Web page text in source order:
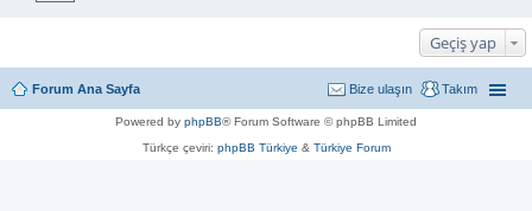
Geçiş yap
Forum Ana Sayfa Takım
Bize ulaşın
Powered by phpBB® Forum Software © phpBB Limited
Türkçe çeviri: phpBB Türkiye & Türkiye Forum